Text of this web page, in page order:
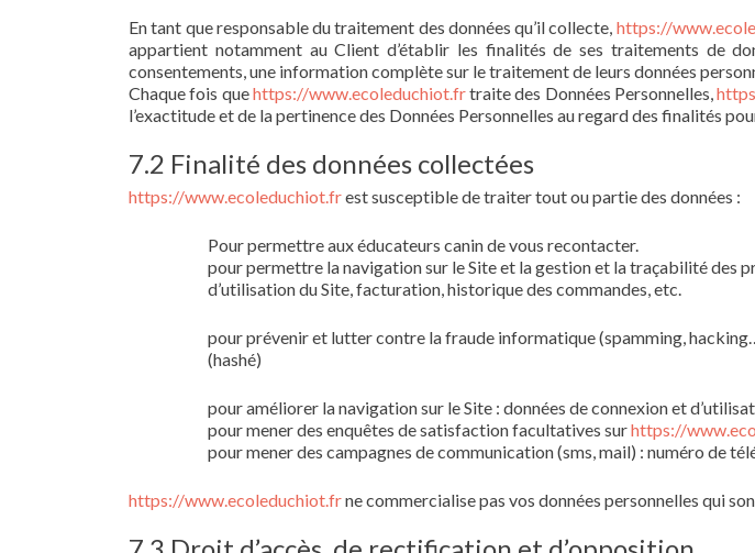
En tant que responsable du traitement des données qu’il collecte, https://
appartient notamment au Client d’établir les finalités de ses traitements de
consentements, une information complète sur le traitement de leurs données
Chaque fois quehttps://www.ecoleduchiot.frtraite des Données Personnelles,
l’exactitude et de la pertinence des Données Personnelles au regard des finalités
7.2 Finalité des données collectées
https://www.ecoleduchiot.frest susceptible de traiter tout ou partie des données :
Pour permettre aux éducateurs canin de vous recontacter.
pour permettre la navigation sur le Site et la gestion et la traçabilité des
d’utilisation du Site, facturation, historique des commandes, etc.
pour prévenir et lutter contre la fraude informatique (spamming,
(hashé)
pour améliorer la navigation sur le Site : données de connexion et
pour mener des enquêtes de satisfaction facultatives surhttps://
pour mener des campagnes de communication (sms, mail) : numéro de
https://www.ecoleduchiot.frne commercialise pas vos données personnelles qui